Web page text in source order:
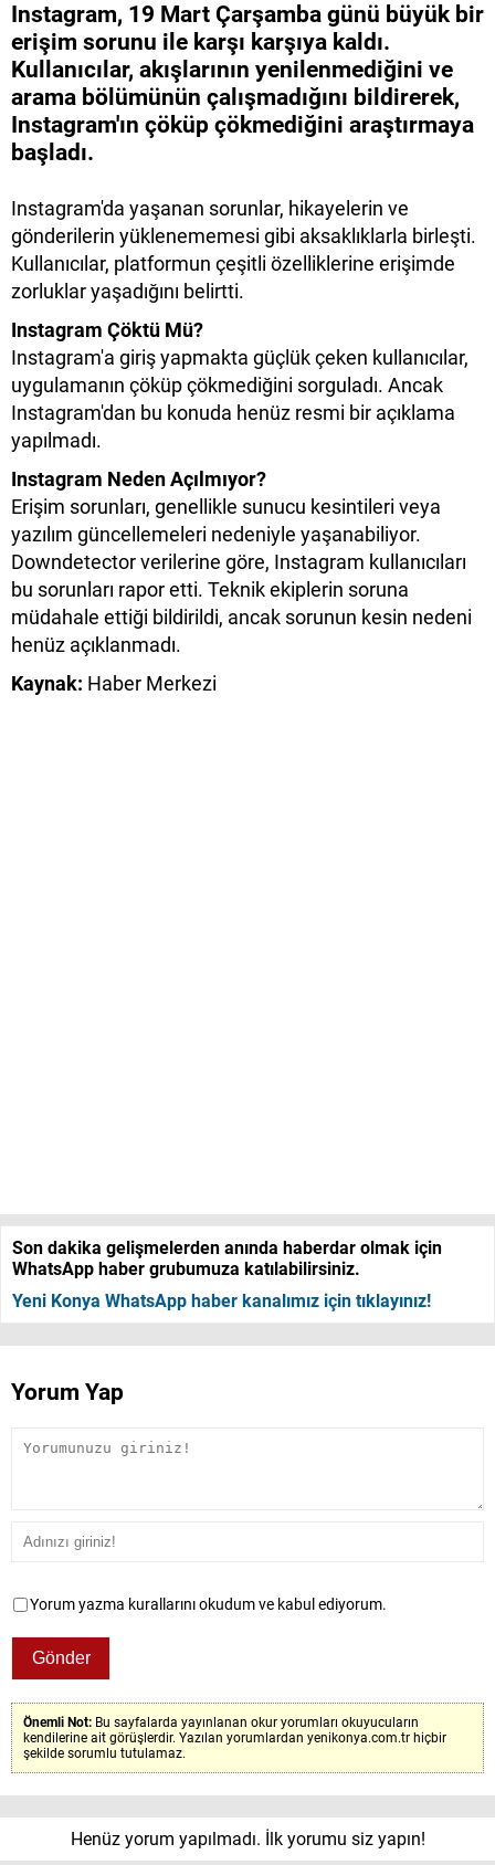
Instagram, 19 Mart Çarşamba günü büyük bir
erişim sorunu ile karşı karşıya kaldı.
Kullanıcılar, akışlarının yenilenmediğini ve
arama bölümünün çalışmadığını bildirerek,
Instagram'ın çöküp çökmediğini araştırmaya
başladı.
Instagram'da yaşanan sorunlar, hikayelerin ve
gönderilerin yüklenememesi gibi aksaklıklarla birleşti.
Kullanıcılar, platformun çeşitli özelliklerine erişimde
zorluklar yaşadığını belirtti.
Instagram Çöktü Mü?
Instagram'a giriş yapmakta güçlük çeken kullanıcılar,
uygulamanın çöküp çökmediğini sorguladı. Ancak
Instagram'dan bu konuda henüz resmi bir açıklama
yapılmadı.
Instagram Neden Açılmıyor?
Erişim sorunları, genellikle sunucu kesintileri veya
yazılım güncellemeleri nedeniyle yaşanabiliyor.
Downdetector verilerine göre, Instagram kullanıcıları
bu sorunları rapor etti. Teknik ekiplerin soruna
müdahale ettiği bildirildi, ancak sorunun kesin nedeni
henüz açıklanmadı.
Kaynak: Haber Merkezi
Son dakika gelişmelerden anında haberdar olmak için
WhatsApp haber grubumuza katılabilirsiniz.
Yeni Konya WhatsApp haber kanalımız için tıklayınız!
Yorum Yap
Yorum yazma kurallarını okudum ve kabul ediyorum.
Önemli Not: Bu sayfalarda yayınlanan okur yorumları okuyucuların
kendilerine ait görüşlerdir. Yazılan yorumlardan yenikonya.com.tr hiçbir
şekilde sorumlu tutulamaz.
Henüz yorum yapılmadı. İlk yorumu siz yapın!